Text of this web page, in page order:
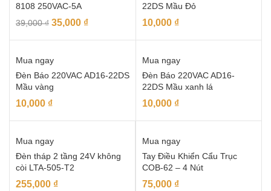
8108 250VAC-5A
39,000₫ 35,000 ₫
22DS Mầu Đỏ
10,000 ₫
Mua ngay
Đèn Báo 220VAC AD16-22DS
Mầu vàng
10,000 ₫
Mua ngay
Đèn Báo 220VAC AD16-
22DS Mầu xanh lá
10,000 ₫
Mua ngay
Đèn tháp 2 tầng 24V không
còi LTA-505-T2
255,000 ₫
Mua ngay
Tay Điều Khiển Cẩu Trục
COB-62 – 4 Nút
75,000 ₫